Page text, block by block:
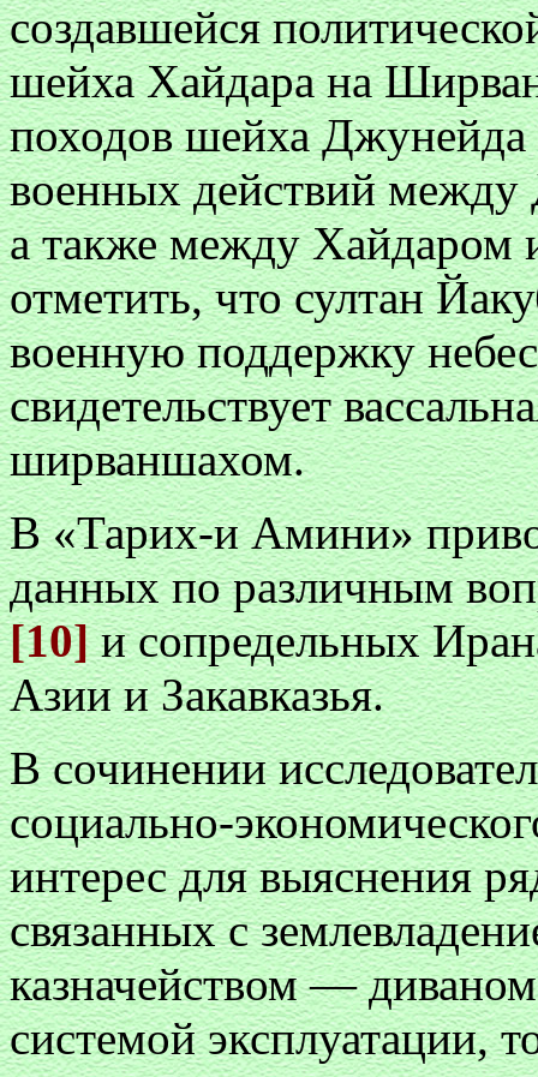
создавшейся
шейха Хайдара на
походов шейха
военных действий
а также между Хайдаром
отметить, что султан
военную поддержку
свидетельствует
ширваншахом.
В «Тарих-и Амини»
данных по различным
[10]и сопредельных
Азии и Закавказья.
В сочинении
социально-
интерес для выяснения
связанных с
казначейством —
системой эксплуатации,